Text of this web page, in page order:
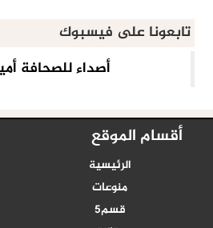
تابعونا على فيسبوك
أقسام الموقع
الرئيسية
منوعات
قسم5